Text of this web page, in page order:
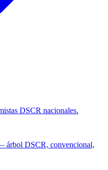
DSCR nacionales.
árbol DSCR, convencional,